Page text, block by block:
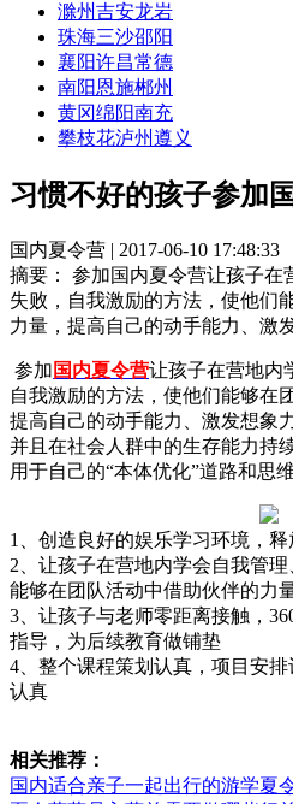
滁州吉安龙岩
珠海三沙邵阳
襄阳许昌常德
南阳恩施郴州
黄冈绵阳南充
攀枝花泸州遵义
习惯不好的孩子参加
国内夏令营 | 2017-06-10 17:48:33
摘要：
参加国内夏令营让孩子在
失败，自我激励的方法，使他们
力量，提高自己的动手能力、激
参加 国内夏令营让孩子在营地内
自我激励的方法，使他们能够在
提高自己的动手能力、激发想象
并且在社会人群中的生存能力持
用于自己的“本体优化”道路和思维
1、创造良好的娱乐学习环境，释
2、让孩子在营地内学会自我管
能够在团队活动中借助伙伴的力
3、让孩子与老师零距离接触，
指导，为后续教育做铺垫
4、整个课程策划认真，项目安
认真
相关推荐：
国内适合亲子一起出行的游学夏